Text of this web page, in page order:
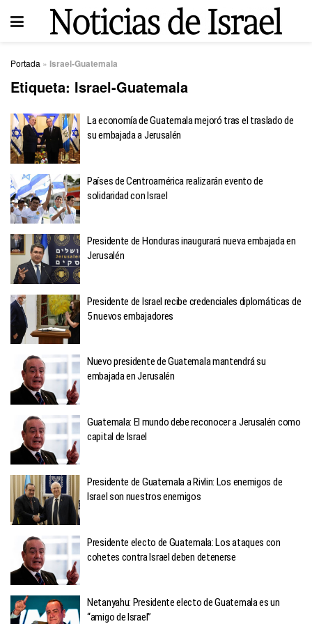
Portada » Israel-Guatemala
Etiqueta: Israel-Guatemala
La economía de Guatemala mejoró tras el traslado de
su embajada a Jerusalén
Países de Centroamérica realizarán evento de
solidaridad con Israel
Presidente de Honduras inaugurará nueva embajada en
Jerusalén
Presidente de Israel recibe credenciales diplomáticas de
5 nuevos embajadores
Nuevo presidente de Guatemala mantendrá su
embajada en Jerusalén
Guatemala: El mundo debe reconocer a Jerusalén como
capital de Israel
Presidente de Guatemala a Rivlin: Los enemigos de
Israel son nuestros enemigos
Presidente electo de Guatemala: Los ataques con
cohetes contra Israel deben detenerse
Netanyahu: Presidente electo de Guatemala es un
“amigo de Israel”